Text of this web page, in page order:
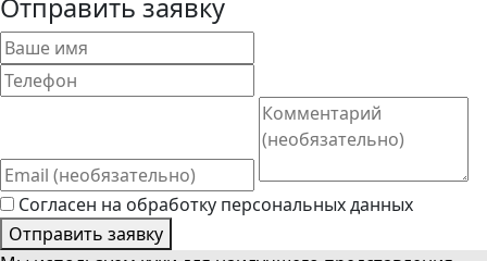
Отправить заявку
Согласен на обработку персональных данных
Отправить заявку